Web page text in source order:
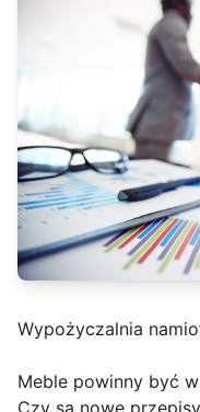
Wypożyczalnia
Meble powinny być